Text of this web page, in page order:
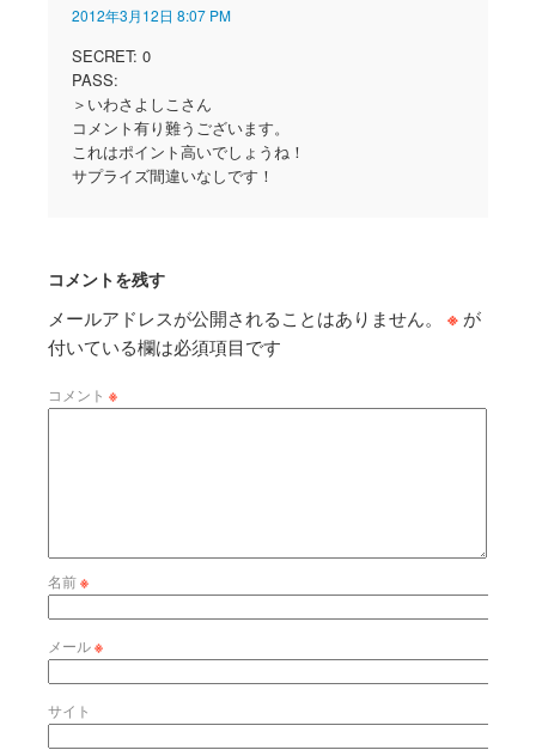
2012年3月12日 8:07 PM
SECRET: 0
PASS:
＞いわさよしこさん
コメント有り難うございます。
これはポイント高いでしょうね！
サプライズ間違いなしです！
コメントを残す
メールアドレスが公開されることはありません。 ※ が
付いている欄は必須項目です
コメント ※
名前※
メール※
サイト